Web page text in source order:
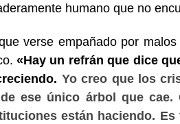
humano que no
verse empañado por
«Hay un refrán que dice
Yo creo que los
ese único árbol que
están haciendo. Es